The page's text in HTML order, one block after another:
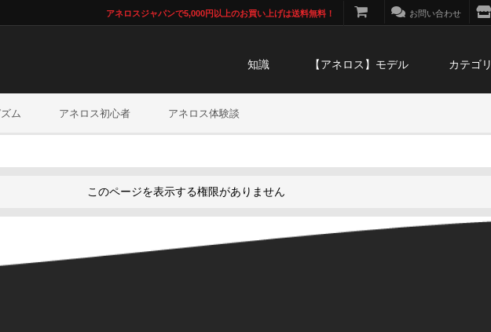
アネロスジャパンで5,000円以上のお買い上げは送料無料！ お問い合わせ
知識 【アネロス】モデル カテゴリ
ム アネロス初心者 アネロス体験談
このページを表示する権限がありません